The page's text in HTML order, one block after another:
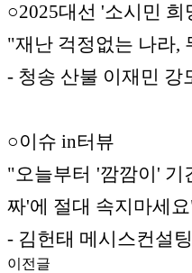
○2025대선 '소시민 희
"재난 걱정없는 나라,
- 청송 산불 이재민 강
○이슈 in터뷰
"오늘부터 '깜깜이' 기
짜'에 절대 속지마세
- 김헌태 메시스컨설
이전글